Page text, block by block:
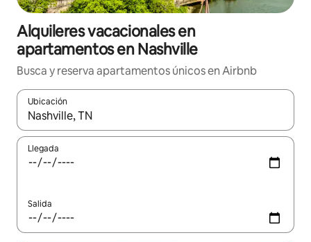
Alquileres vacacionales en
apartamentos en Nashville
Busca y reserva apartamentos únicos en Airbnb
Ubicación
Cuando los resultados estén disponibles, navega con las
Llegada
Salida